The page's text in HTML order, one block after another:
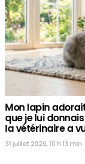
Mon lapin
que je lui
la vétérinaire a
31 juillet 2026, 10 h 13 min